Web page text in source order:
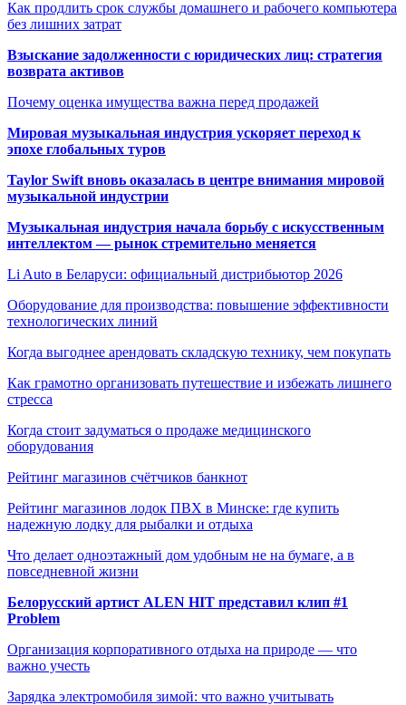
Как продлить срок службы домашнего и рабочего компьютера
без лишних затрат
Взыскание задолженности с юридических лиц: стратегия
возврата активов
Почему оценка имущества важна перед продажей
Мировая музыкальная индустрия ускоряет переход к
эпохе глобальных туров
Taylor Swift вновь оказалась в центре внимания мировой
музыкальной индустрии
Музыкальная индустрия начала борьбу с искусственным
интеллектом — рынок стремительно меняется
Li Auto в Беларуси: официальный дистрибьютор 2026
Оборудование для производства: повышение эффективности
технологических линий
Когда выгоднее арендовать складскую технику, чем покупать
Как грамотно организовать путешествие и избежать лишнего
стресса
Когда стоит задуматься о продаже медицинского
оборудования
Рейтинг магазинов счётчиков банкнот
Рейтинг магазинов лодок ПВХ в Минске: где купить
надежную лодку для рыбалки и отдыха
Что делает одноэтажный дом удобным не на бумаге, а в
повседневной жизни
Белорусский артист ALEN HIT представил клип #1
Problem
Организация корпоративного отдыха на природе — что
важно учесть
Зарядка электромобиля зимой: что важно учитывать